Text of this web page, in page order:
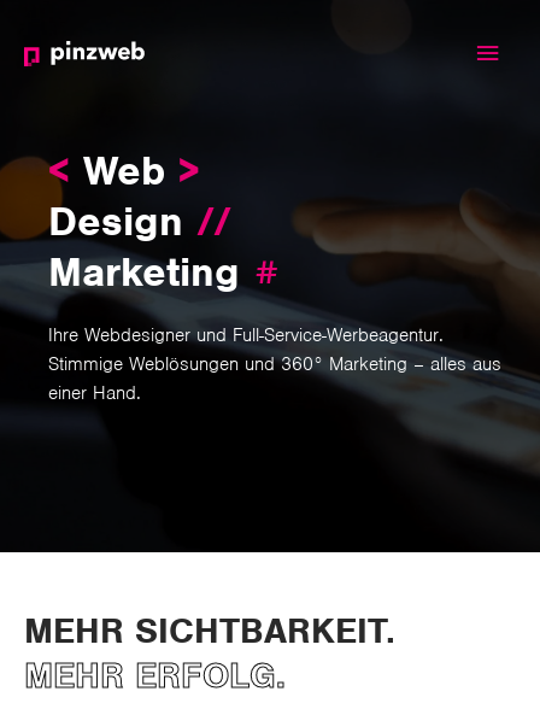
< Web >
Design //
Marketing #
Ihre Webdesigner und Full-Service-Werbeagentur.
Stimmige Weblösungen und 360° Marketing – alles aus
einer Hand.
MEHR SICHTBARKEIT.
MEHR ERFOLG.